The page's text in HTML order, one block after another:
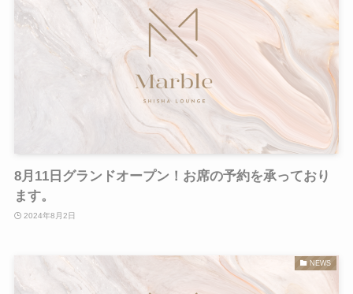
8月11日グランドオープン！お席の予約を承っており
ます。
2024年8月2日
NEWS